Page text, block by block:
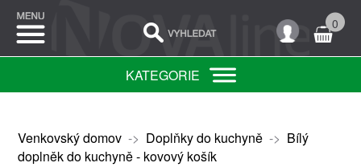
0
KATEGORIE
Venkovský domov-> Doplňky do kuchyně-> Bílý
doplněk do kuchyně - kovový košík